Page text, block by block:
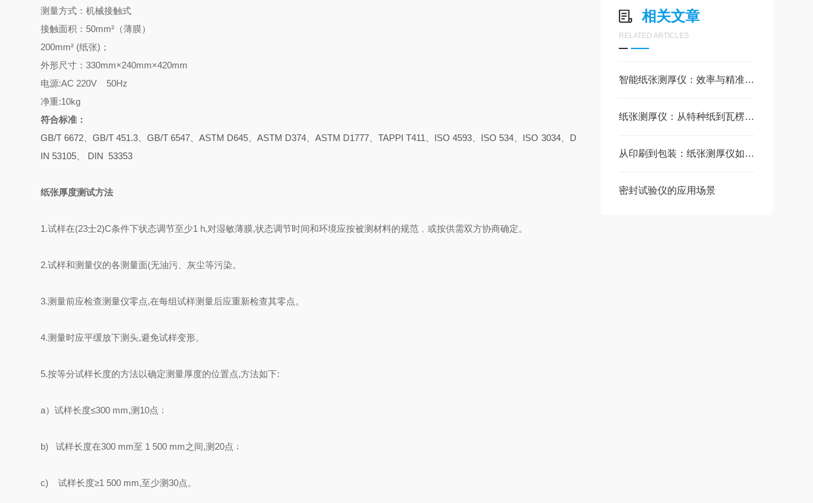
相关文章
RELATED ARTICLES
智能纸张测厚仪：效率与精准并重的厚度检测解决方案
纸张测厚仪：从特种纸到瓦楞纸的“厚度守护者”
从印刷到包装：纸张测厚仪如何守护品质防线
密封试验仪的应用场景
测量方式：机械接触式
接触面积：50mm²（薄膜）
200mm² (纸张)；
外形尺寸：330mm×240mm×420mm
电源:AC 220V 50Hz
净重:10kg
符合标准：
GB/T 6672、GB/T 451.3、GB/T 6547、ASTM D645、ASTM D374、ASTM D1777、TAPPI T411、ISO 4593、ISO 534、ISO 3034、D
IN 53105、 DIN 53353
纸张厚度测试方法
1.试样在(23士2)C条件下状态调节至少1 h,对湿敏薄膜,状态调节时间和环境应按被测材料的规范﹐或按供需双方协商确定。
2.试样和测量仪的各测量面(无油污、灰尘等污染。
3.测量前应检查测量仪零点,在每组试样测量后应重新检查其零点。
4.测量时应平缓放下测头,避免试样变形。
5.按等分试样长度的方法以确定测量厚度的位置点,方法如下:
a）试样长度≤300 mm,测10点﹔
b) 试样长度在300 mm至 1 500 mm之间,测20点﹔
c) 试样长度≥1 500 mm,至少测30点。